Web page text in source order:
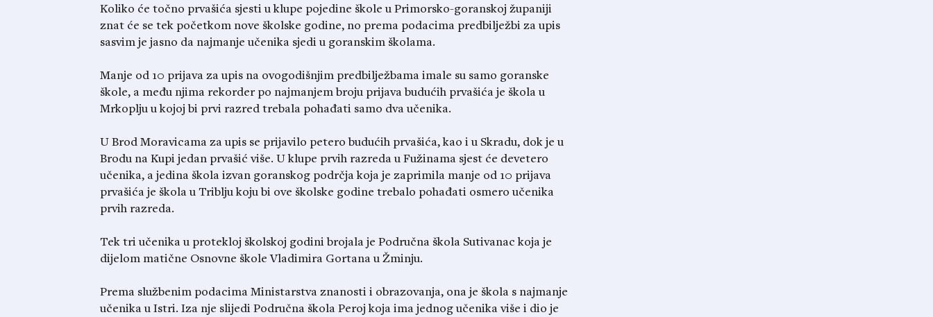
Koliko će točno prvašića sjesti u klupe pojedine škole u Primorsko-goranskoj županiji
znat će se tek početkom nove školske godine, no prema podacima predbilježbi za upis
sasvim je jasno da najmanje učenika sjedi u goranskim školama.
Manje od 10 prijava za upis na ovogodišnjim predbilježbama imale su samo goranske
škole, a među njima rekorder po najmanjem broju prijava budućih prvašića je škola u
Mrkoplju u kojoj bi prvi razred trebala pohađati samo dva učenika.
U Brod Moravicama za upis se prijavilo petero budućih prvašića, kao i u Skradu, dok je u
Brodu na Kupi jedan prvašić više. U klupe prvih razreda u Fužinama sjest će devetero
učenika, a jedina škola izvan goranskog podrčja koja je zaprimila manje od 10 prijava
prvašića je škola u Triblju koju bi ove školske godine trebalo pohađati osmero učenika
prvih razreda.
Tek tri učenika u protekloj školskoj godini brojala je Područna škola Sutivanac koja je
dijelom matične Osnovne škole Vladimira Gortana u Žminju.
Prema službenim podacima Ministarstva znanosti i obrazovanja, ona je škola s najmanje
učenika u Istri. Iza nje slijedi Područna škola Peroj koja ima jednog učenika više i dio je